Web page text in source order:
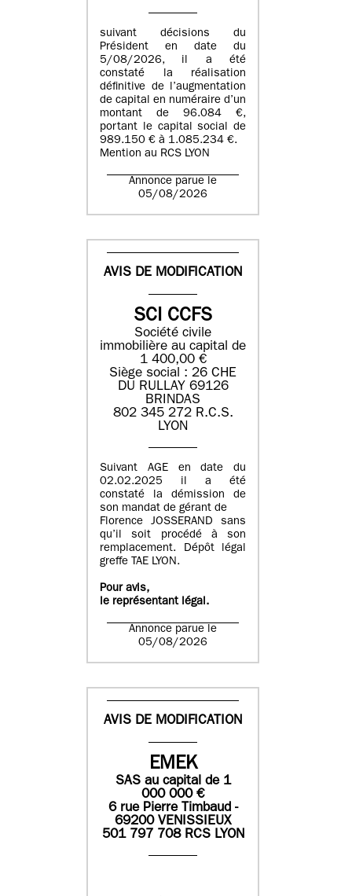
suivant décisions du
Président en date du
5/08/2026, il a été
constaté la réalisation
définitive de l’augmentation
de capital en numéraire d’un
montant de 96.084 €,
portant le capital social de
989.150 € à 1.085.234 €.
Mention au RCS LYON
Annonce parue le
05/08/2026
AVIS DE MODIFICATION
SCI CCFS
Société civile
immobilière au capital de
1 400,00 €
Siège social : 26 CHE
DU RULLAY 69126
BRINDAS
802 345 272 R.C.S.
LYON
Suivant AGE en date du
02.02.2025 il a été
constaté la démission de
son mandat de gérant de
Florence JOSSERAND sans
qu’il soit procédé à son
remplacement. Dépôt légal
greffe TAE LYON.
Pour avis,
le représentant légal.
Annonce parue le
05/08/2026
AVIS DE MODIFICATION
EMEK
SASau capital de 1
000 000€
6 rue Pierre Timbaud -
69200 VENISSIEUX
501 797 708 RCS LYON